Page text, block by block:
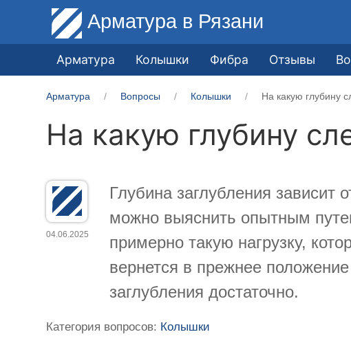
Арматура в Рязани
Арматура Колышки Фибра Отзывы
Арматура Вопросы Колышки На какую глубину
На какую глубину
04.06.2025
Глубина заглубления зависит
можно выяснить опытным
примерно такую нагрузку,
вернется в прежнее
заглубления достаточно.
Категория вопросов: Колышки